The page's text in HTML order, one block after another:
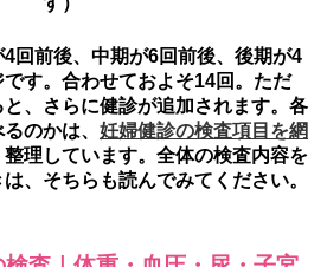
回前後、中期が6回前後、後期が4
す。合わせておよそ14回。ただ
、さらに健診が追加されます。各
のかは、 妊婦健診の検査項目を網
理しています。全体の検査内容を
、そちらも読んでみてください。